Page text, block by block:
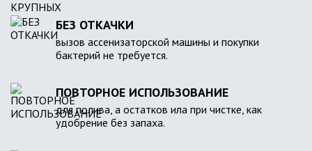
БЕЗ ОТКАЧКИ
вызов ассенизаторской машины и покупки
бактерий не требуется.
ПОВТОРНОЕ ИСПОЛЬЗОВАНИЕ
для полива, а остатков ила при чистке, как
удобрение без запаха.